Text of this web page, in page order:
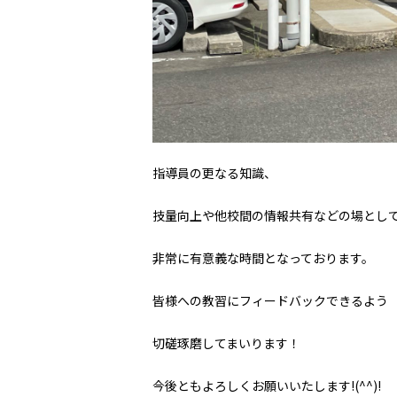
指導員の更なる知識、
技量向上や他校間の情報共有などの場とし
非常に有意義な時間となっております。
皆様への教習にフィードバックできるよう
切磋琢磨してまいります！
今後ともよろしくお願いいたします!(^^)!